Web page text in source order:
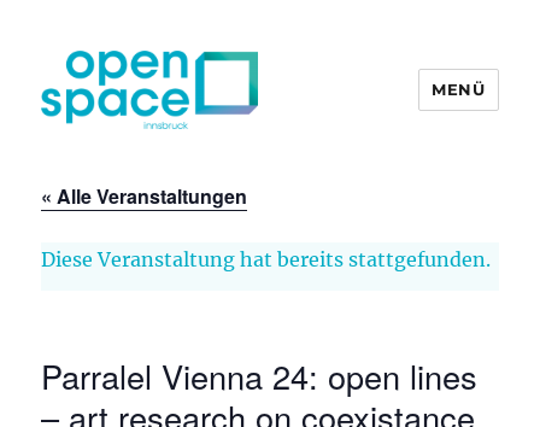
MENÜ
« Alle Veranstaltungen
Diese Veranstaltung hat bereits stattgefunden.
Parralel Vienna 24: open lines
– art research on coexistance